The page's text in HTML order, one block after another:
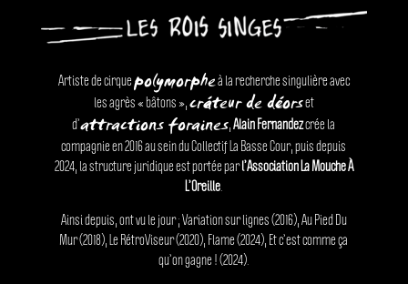
Artiste de cirque polymorpheà la recherche singulière avec
les agrès « bâtons », créateur de décorset
d’attractions foraines,Alain Fernandezcrée la
compagnie en 2016 au sein du Collectif La Basse Cour, puis depuis
2024, la structure juridique est portée par l’Association La Mouche À
L’Oreille
Ainsi depuis, ont vu le jour ; Variation sur lignes (2016), Au Pied Du
Mur (2018), Le RétroViseur (2020), Flame (2024), Et c’est comme ça
qu’on gagne ! (2024).